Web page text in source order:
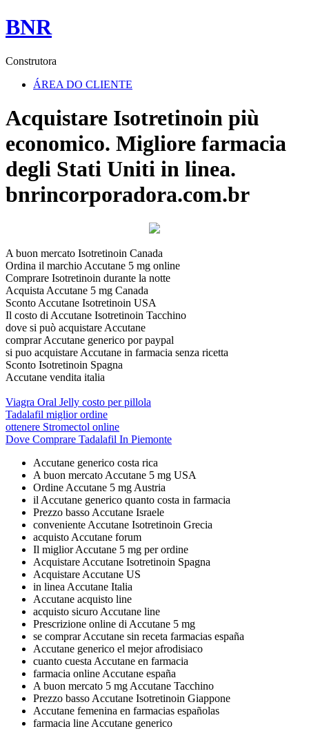
BNR
Construtora
ÁREA DO CLIENTE
Acquistare Isotretinoin più
economico. Migliore farmacia
degli Stati Uniti in linea.
bnrincorporadora.com.br
A buon mercato Isotretinoin Canada
Ordina il marchio Accutane 5 mg online
Comprare Isotretinoin durante la notte
Acquista Accutane 5 mg Canada
Sconto Accutane Isotretinoin USA
Il costo di Accutane Isotretinoin Tacchino
dove si può acquistare Accutane
comprar Accutane generico por paypal
si puo acquistare Accutane in farmacia senza ricetta
Sconto Isotretinoin Spagna
Accutane vendita italia
Viagra Oral Jelly costo per pillola
Tadalafil miglior ordine
ottenere Stromectol online
Dove Comprare Tadalafil In Piemonte
Accutane generico costa rica
A buon mercato Accutane 5 mg USA
Ordine Accutane 5 mg Austria
il Accutane generico quanto costa in farmacia
Prezzo basso Accutane Israele
conveniente Accutane Isotretinoin Grecia
acquisto Accutane forum
Il miglior Accutane 5 mg per ordine
Acquistare Accutane Isotretinoin Spagna
Acquistare Accutane US
in linea Accutane Italia
Accutane acquisto line
acquisto sicuro Accutane line
Prescrizione online di Accutane 5 mg
se comprar Accutane sin receta farmacias españa
Accutane generico el mejor afrodisiaco
cuanto cuesta Accutane en farmacia
farmacia online Accutane españa
A buon mercato 5 mg Accutane Tacchino
Prezzo basso Accutane Isotretinoin Giappone
Accutane femenina en farmacias españolas
farmacia line Accutane generico